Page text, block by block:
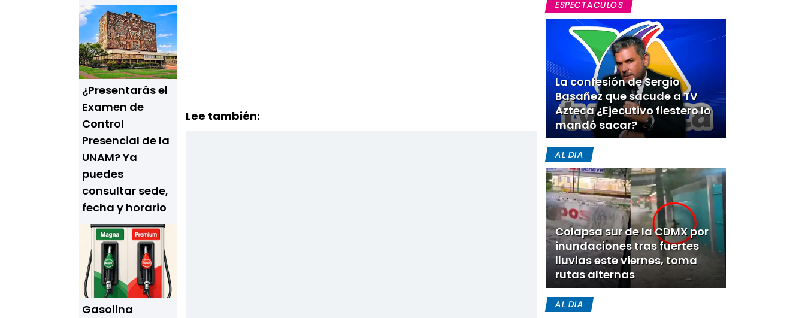
¿Presentarás el
Examen de
Control
Presencial de la
UNAM? Ya
puedes
consultar sede,
fecha y horario
Gasolina
Lee también:
ESPECTACULOS
La confesión de Sergio
Basañez que sacude a TV
Azteca ¿Ejecutivo fiestero lo
mandó sacar?
AL DIA
Colapsa sur de la CDMX por
inundaciones tras fuertes
lluvias este viernes, toma
rutas alternas
AL DIA